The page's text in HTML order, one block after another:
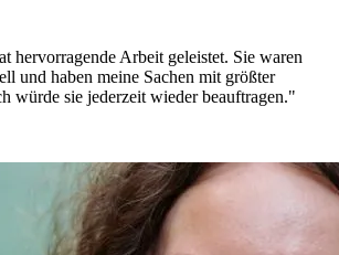
hervorragende Arbeit geleistet. Sie waren
und haben meine Sachen mit größter
würde sie jederzeit wieder beauftragen."